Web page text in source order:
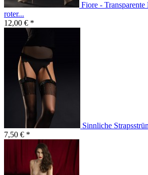
Fiore -
roter...
12,00 € *
Sinnliche
7,50 € *